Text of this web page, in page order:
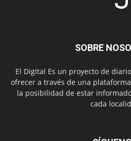
SOBRE
El Digital Es un proyecto de
ofrecer a través de una
la posibilidad de estar
cada